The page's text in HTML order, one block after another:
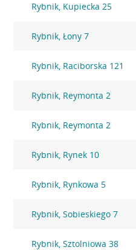
Rybnik, Kupiecka 25
Rybnik, Łony 7
Rybnik, Raciborska 121
Rybnik, Reymonta 2
Rybnik, Reymonta 2
Rybnik, Rynek 10
Rybnik, Rynkowa 5
Rybnik, Sobieskiego 7
Rybnik, Sztolniowa 38